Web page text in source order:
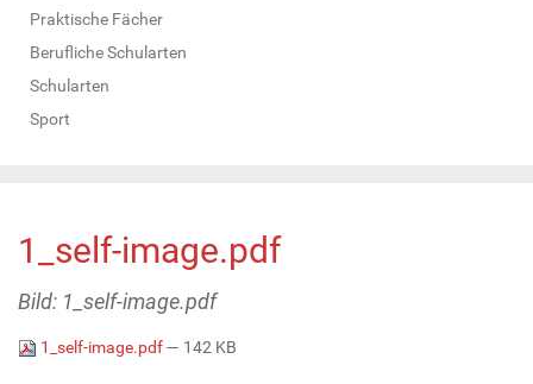
Praktische Fächer
Berufliche Schularten
Schularten
Sport
1_self-image.pdf
Bild: 1_self-image.pdf
1_self-image.pdf— 142 KB